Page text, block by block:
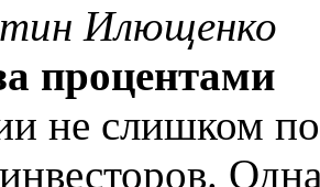
Илющенко
процентами
не слишком